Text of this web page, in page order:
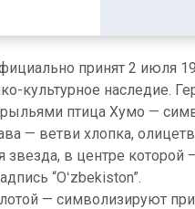
принят 2 июля
культурное наследие.
птица Хумо —
— ветви хлопка,
звезда, в центре
“Oʻzbekiston”.
— символизируют